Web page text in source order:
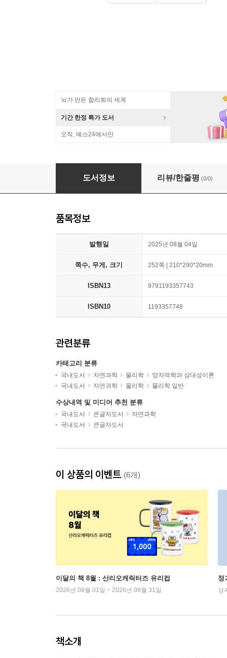
뇌가 만든 합리화의 세계
기간 한정 특가 도서
오직, 예스24에서만
세상에서 가장 쉬운 과학 수업 : 양자광학 (큰글
도서정보 리뷰/한줄평 (0/0)
품목정보
발행일 2025년 08월 04일
쪽수, 무게, 크기 252쪽 | 210*290*20mm
ISBN13 9791193357743
ISBN10 1193357748
관련분류
카테고리 분류
국내도서 자연과학 물리학
양자역학과 상대성이론
국내도서
자연과학 물리학 물리학 일반
수상내역 및 미디어 추천 분류
국내도서 큰글자도서
자연과학
국내도서
큰글자도서
이 상품의 이벤트 (6개)
이달의 책 8월 : 산리오캐릭터즈 유리컵
2026년 08월 01일 ~ 2026년 08월 31일
정
상
책소개